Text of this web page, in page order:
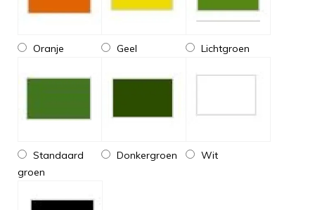
Oranje Geel Lichtgroen
Standaard
groen
Donkergroen Wit